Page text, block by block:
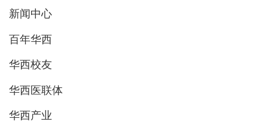
新闻中心
百年华西
华西校友
华西医联体
华西产业